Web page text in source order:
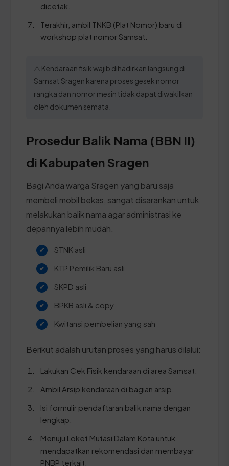
dicetak.
Terakhir, ambil TNKB (Plat Nomor) baru di
workshop plat nomor Samsat.
⚠️ Kendaraan fisik wajib dihadirkan langsung di
Samsat Sragen karena proses gesek nomor
rangka dan nomor mesin tidak dapat diwakilkan
oleh dokumen semata.
Prosedur Balik Nama (BBN II)
di Kabupaten Sragen
Bagi Anda warga Sragen yang baru saja
membeli mobil bekas, sangat disarankan untuk
melakukan balik nama agar administrasi ke
depannya lebih mudah.
STNK asli
KTP Pemilik Baru asli
SKPD asli
BPKB asli & copy
Kwitansi pembelian yang sah
Berikut adalah urutan proses yang harus dilalui:
Lakukan Cek Fisik kendaraan di area Samsat.
Ambil Arsip kendaraan di bagian arsip.
Isi formulir pendaftaran balik nama dengan
lengkap.
Menuju Loket Mutasi Dalam Kota untuk
mendapatkan rekomendasi dan membayar
PNBP terkait.